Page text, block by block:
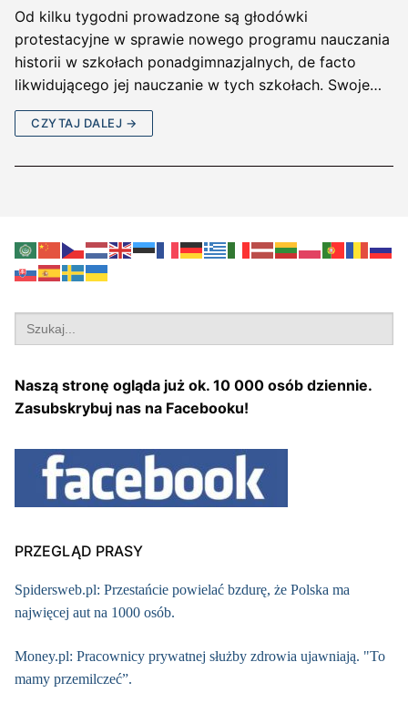
Od kilku tygodni prowadzone są głodówki
protestacyjne w sprawie nowego programu nauczania
historii w szkołach ponadgimnazjalnych, de facto
likwidującego jej nauczanie w tych szkołach. Swoje…
CZYTAJ DALEJ →
Search
for:
Naszą stronę ogląda już ok. 10 000 osób dziennie.
Zasubskrybuj nas na Facebooku!
PRZEGLĄD PRASY
Spidersweb.pl: Przestańcie powielać bzdurę, że Polska ma
najwięcej aut na 1000 osób.
Money.pl: Pracownicy prywatnej służby zdrowia ujawniają. "To
mamy przemilczeć”.